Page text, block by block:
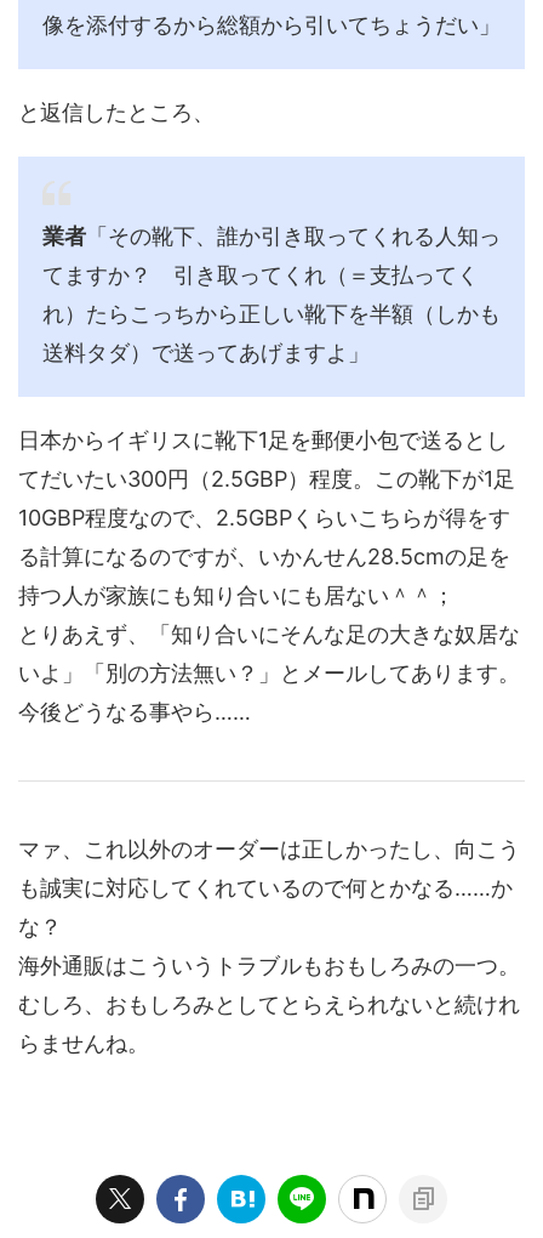
像を添付するから総額から引いてちょうだい」
と返信したところ、
業者 「その靴下、誰か引き取ってくれる人知っ
てますか？ 引き取ってくれ（＝支払ってく
れ）たらこっちから正しい靴下を半額（しかも
送料タダ）で送ってあげますよ」
日本からイギリスに靴下1足を郵便小包で送るとし
てだいたい300円（2.5GBP）程度。この靴下が1足
10GBP程度なので、2.5GBPくらいこちらが得をす
る計算になるのですが、いかんせん28.5cmの足を
持つ人が家族にも知り合いにも居ない＾＾；
とりあえず、「知り合いにそんな足の大きな奴居な
いよ」「別の方法無い？」とメールしてあります。
今後どうなる事やら……
マァ、これ以外のオーダーは正しかったし、向こう
も誠実に対応してくれているので何とかなる……か
な？
海外通販はこういうトラブルもおもしろみの一つ。
むしろ、おもしろみとしてとらえられないと続けれ
らませんね。